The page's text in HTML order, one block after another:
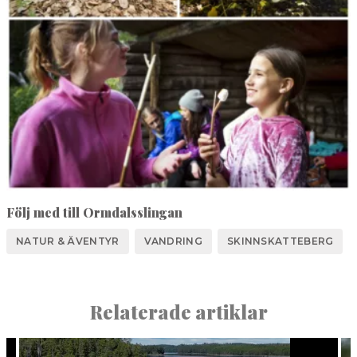
Följ med till Ormdalsslingan
NATUR & ÄVENTYR VANDRING SKINNSKATTEBERG
Relaterade artiklar